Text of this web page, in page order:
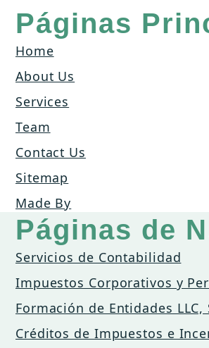
Páginas
Home
About Us
Services
Team
Contact Us
Sitemap
Made By
Páginas de
Servicios de Contabilidad
Impuestos Corporativos y
Formación de Entidades LLC,
Créditos de Impuestos e